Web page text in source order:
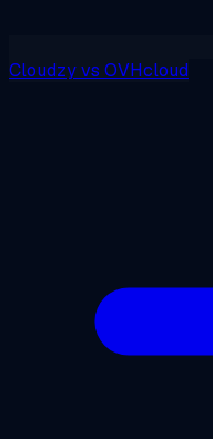
Cloudzyvs OVHcloud